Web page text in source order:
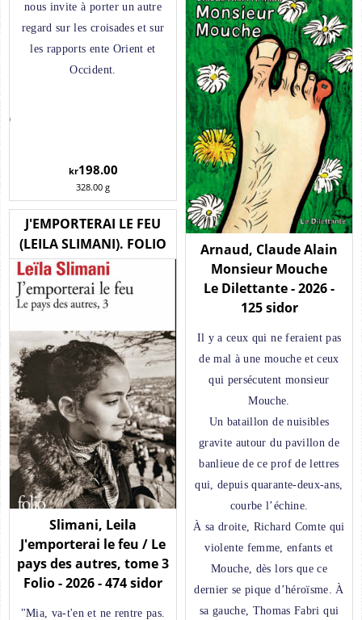
nous invite à porter un autre
regard sur les croisades et sur
les rapports ente Orient et
Occident.
D
kr198.00
328.00 g
secrète.
Arnaud, Claude Alain
Monsieur Mouche
Le Dilettante - 2026 -
125 sidor
Il y a ceux qui ne feraient pas
de mal à une mouche et ceux
qui persécutent monsieur
Mouche.
Un bataillon de nuisibles
gravite autour du pavillon de
banlieue de ce prof de lettres
qui, depuis quarante-deux-ans,
courbe l’échine.
À sa droite, Richard Comte qui
violente femme, enfants et
Mouche, dès lors que ce
dernier se pique d’héroïsme. À
sa gauche, Thomas Fabri qui
J'EMPORTERAI LE FEU
(LEILA SLIMANI). FOLIO
Slimani, Leila
J'emporterai le feu / Le
pays des autres, tome 3
Folio - 2026 - 474 sidor
"Mia, va-t'en et ne rentre pas.